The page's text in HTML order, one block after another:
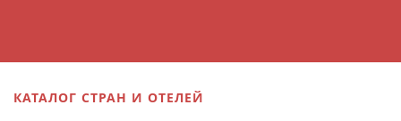
КАТАЛОГ СТРАН И ОТЕЛЕЙ